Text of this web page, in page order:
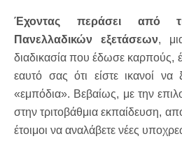
Έχοντας περάσει
από
Πανελλαδικών
εξετάσεων,
διαδικασία που έδωσε καρπούς,
εαυτό σας ότι είστε ικανοί να
«εμπόδια». Βεβαίως, με την
στην τριτοβάθμια εκπαίδευση,
έτοιμοι να αναλάβετε νέες